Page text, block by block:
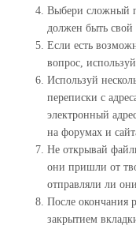
Выбери сложный
должен быть
Если есть
вопрос,
Используй
переписки с
электронный
на форумах и
Не открывай
они пришли от
отправляли ли
После окончания
закрытием